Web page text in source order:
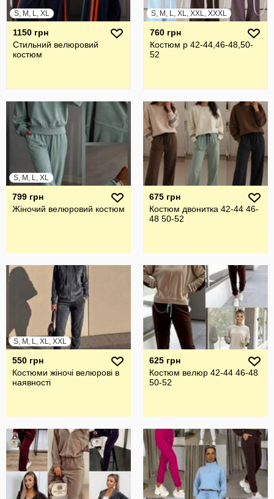
S, M, L, XL
1150 грн
Стильний велюровий
костюм
S, M, L, XL, XXL, XXXL
760 грн
Костюм р 42-44,46-48,50-
52
S, M, L, XL
799 грн
Жіночий велюровий костюм
675 грн
Костюм двонитка 42-44 46-
48 50-52
S, M, L, XL, XXL
550 грн
Костюми жіночі велюрові в
наявності
625 грн
Костюм велюр 42-44 46-48
50-52